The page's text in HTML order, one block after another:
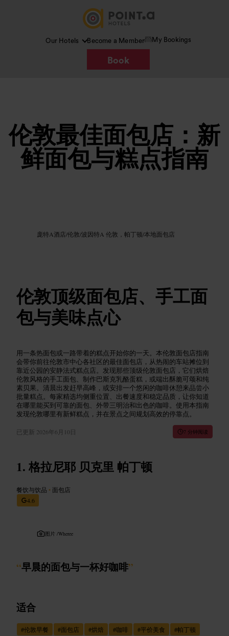
Our Hotels Become a Member My Bookings
Book
伦敦最佳面包店：新
鲜面包与糕点指南
庞特A酒店/伦敦/波因特A 伦敦，帕丁顿/本地面包店
伦敦顶级面包店、手工面
包与美味点心
用一条热面包或一路带着的糕点开始你的一天。本伦敦面包店指南
会带你前往伦敦市中心各社区的最佳面包店，从热闹的车站摊位到
靠近公园的安静法式糕点店。发现那些顶级伦敦面包店，它们烘焙
伦敦风格的手工面包、制作巴斯克乳酪蛋糕，或端出酥脆可颂和纯
素贝果。清晨出发赶早高峰，或安排一个悠闲的咖啡休憩来品尝小
批量糕点。每家精选均侧重位置、出餐速度和稳定品质，让你知道
在哪里能买到可靠的面包、外带三明治和出色的咖啡。使用本指南
发现伦敦哪里有新鲜糕点，并在景点之间规划高效的停靠点。
已更新 2026年6月10日 7 分钟阅读
格拉尼耶 贝克里 帕丁顿
餐饮与饮品 • 面包店
4.6
图片 /Wheree
“早晨的面包与一杯好咖啡”
适合
#伦敦早餐 #面包店 #烘焙 #咖啡 #平价美食 #帕丁顿